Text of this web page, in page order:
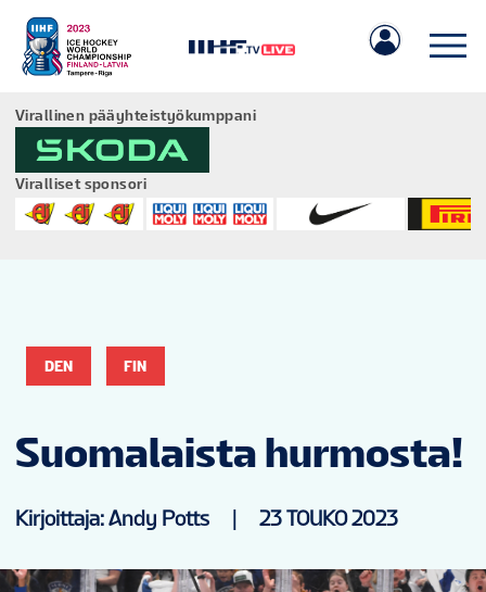
Virallinen pääyhteistyökumppani
Viralliset sponsori
TILASTOT
DEN FIN
Suomalaista hurmosta!
Kirjoittaja: Andy Potts 23 TOUKO 2023